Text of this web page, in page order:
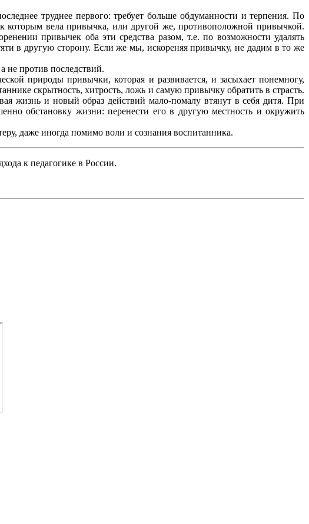
труднее первого: требует больше обдуманности и терпения. По
которым вела привычка, или другой же, противоположной привычкой.
привычек оба эти средства разом, т.е. по возможности удалять
в другую сторону. Если же мы, искореняя привычку, не дадим в то же
не против последствий.
природы привычки, которая и развивается, и засыхает понемногу,
скрытность, хитрость, ложь и самую привычку обратить в страсть.
жизнь и новый образ действий мало-помалу втянут в себя дитя. При
обстановку жизни: перенести его в другую местность и окружить
даже иногда помимо воли и сознания воспитанника.
к педагогике в России.